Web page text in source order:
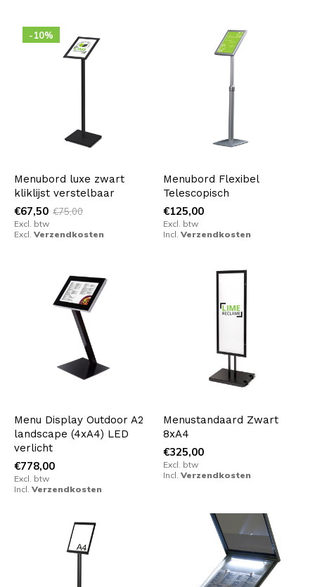
-10%
Menubord luxe zwart
kliklijst verstelbaar
€67,50 €75,00
Excl. btw
Excl. Verzendkosten
Menubord Flexibel
Telescopisch
€125,00
Excl. btw
Incl. Verzendkosten
Menu Display Outdoor A2
landscape (4xA4) LED
verlicht
€778,00
Excl. btw
Incl. Verzendkosten
Menustandaard Zwart
8xA4
€325,00
Excl. btw
Incl. Verzendkosten